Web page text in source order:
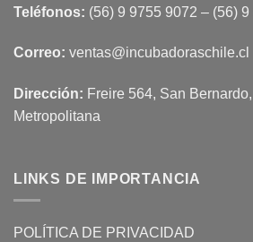
Teléfonos: (56) 9 9755 9072 – (56)
Correo: ventas@incubadoraschile.cl
Dirección: Freire 564, San
Metropolitana
LINKS DE IMPORTANCIA
POLÍTICA DE PRIVACIDAD